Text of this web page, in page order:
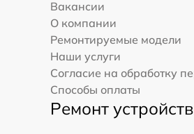
Вакансии
О компании
Ремонтируемые модели
Наши услуги
Согласие на обработку
Способы оплаты
Ремонт устройств